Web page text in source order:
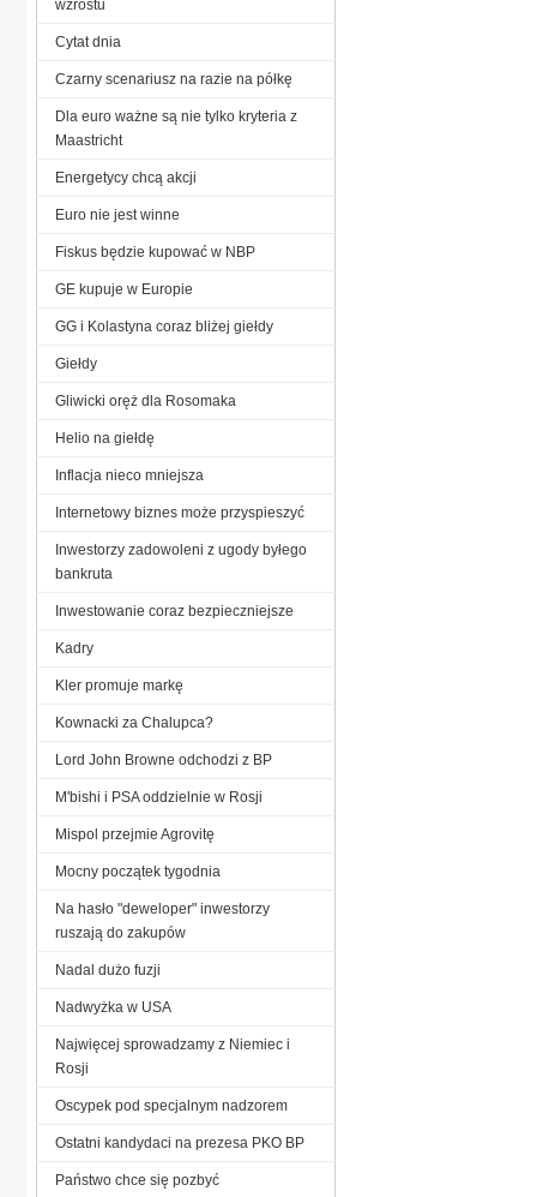
wzrostu
Cytat dnia
Czarny scenariusz na razie na półkę
Dla euro ważne są nie tylko kryteria z
Maastricht
Energetycy chcą akcji
Euro nie jest winne
Fiskus będzie kupować w NBP
GE kupuje w Europie
GG i Kolastyna coraz bliżej giełdy
Giełdy
Gliwicki oręż dla Rosomaka
Helio na giełdę
Inflacja nieco mniejsza
Internetowy biznes może przyspieszyć
Inwestorzy zadowoleni z ugody byłego
bankruta
Inwestowanie coraz bezpieczniejsze
Kadry
Kler promuje markę
Kownacki za Chalupca?
Lord John Browne odchodzi z BP
M'bishi i PSA oddzielnie w Rosji
Mispol przejmie Agrovitę
Mocny początek tygodnia
Na hasło "deweloper" inwestorzy
ruszają do zakupów
Nadal dużo fuzji
Nadwyżka w USA
Najwięcej sprowadzamy z Niemiec i
Rosji
Oscypek pod specjalnym nadzorem
Ostatni kandydaci na prezesa PKO BP
Państwo chce się pozbyć